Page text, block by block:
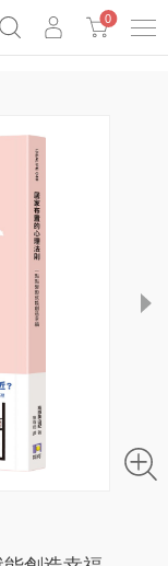
0
next